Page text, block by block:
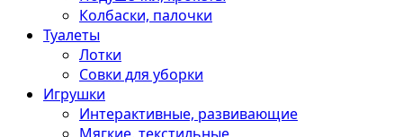
Колбаски, палочки
Туалеты
Лотки
Совки для уборки
Игрушки
Интерактивные, развивающие